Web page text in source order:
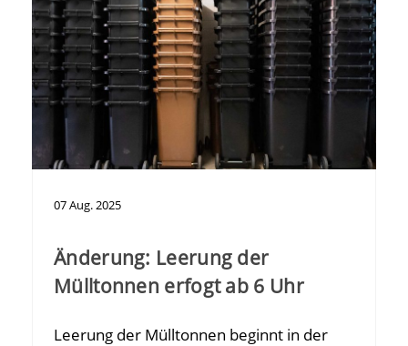
07Aug. 2025
Änderung: Leerung der
Mülltonnen erfogt ab 6 Uhr
Leerung der Mülltonnen beginnt in der